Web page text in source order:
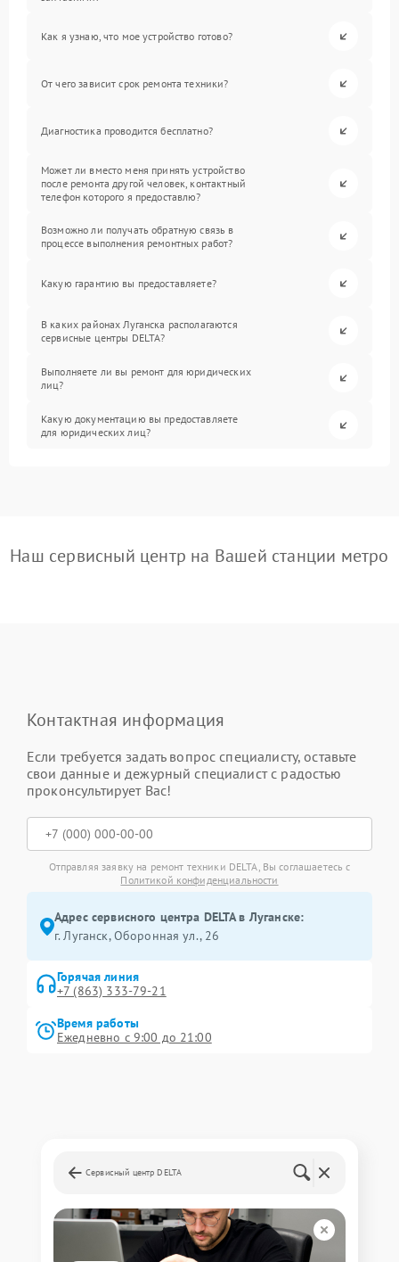
Как я узнаю, что мое устройство готово?
От чего зависит срок ремонта техники?
Диагностика проводится бесплатно?
Может ли вместо меня принять устройство
после ремонта другой человек, контактный
телефон которого я предоставлю?
Возможно ли получать обратную связь в
процессе выполнения ремонтных работ?
Какую гарантию вы предоставляете?
В каких районах Луганска располагаются
сервисные центры DELTA?
Выполняете ли вы ремонт для юридических
лиц?
Какую документацию вы предоставляете
для юридических лиц?
Наш сервисный центр на Вашей станции метро
Контактная информация
Если требуется задать вопрос специалисту, оставьте
свои данные и дежурный специалист с радостью
проконсультирует Вас!
Отправляя заявку на ремонт техники DELTA, Вы соглашаетесь с
Политикой конфиденциальности
Адрес сервисного центра DELTA в Луганске:
г. Луганск, Оборонная ул., 26
Горячая линия
+7 (863) 333-79-21
Время работы
Ежедневно с 9:00 до 21:00
Сервисный центр DELTA